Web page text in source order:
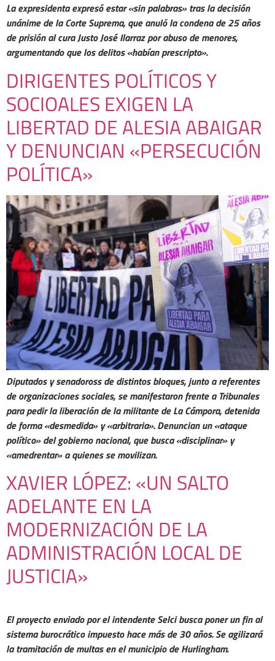
La expresidenta expresó estar «sin palabras» tras la decisión
unánime de la Corte Suprema, que anuló la condena de 25 años
de prisión al cura Justo José Ilarraz por abuso de menores,
argumentando que los delitos «habían prescripto».
DIRIGENTES POLÍTICOS Y
SOCIOALES EXIGEN LA
LIBERTAD DE ALESIA ABAIGAR
Y DENUNCIAN «PERSECUCIÓN
POLÍTICA»
Diputados y senadoross de distintos bloques, junto a referentes
de organizaciones sociales, se manifestaron frente a Tribunales
para pedir la liberación de la militante de La Cámpora, detenida
de forma «desmedida» y «arbitraria». Denuncian un «ataque
político» del gobierno nacional, que busca «disciplinar» y
«amedrentar» a quienes se movilizan.
XAVIER LÓPEZ: «UN SALTO
ADELANTE EN LA
MODERNIZACIÓN DE LA
ADMINISTRACIÓN LOCAL DE
JUSTICIA»
El proyecto enviado por el intendente Selci busca poner un fin al
sistema burocrático impuesto hace más de 30 años. Se agilizará
la tramitación de multas en el municipio de Hurlingham.